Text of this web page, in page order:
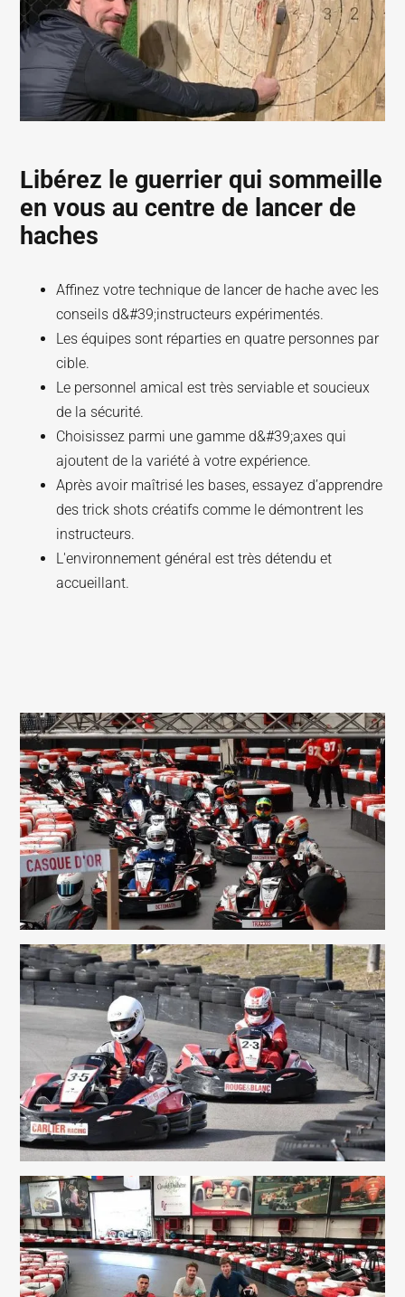
Libérez le guerrier qui sommeille
en vous au centre de lancer de
haches
Affinez votre technique de lancer de hache avec les
conseils d&#39;instructeurs expérimentés.
Les équipes sont réparties en quatre personnes par
cible.
Le personnel amical est très serviable et soucieux
de la sécurité.
Choisissez parmi une gamme d&#39;axes qui
ajoutent de la variété à votre expérience.
Après avoir maîtrisé les bases, essayez d’apprendre
des trick shots créatifs comme le démontrent les
instructeurs.
L'environnement général est très détendu et
accueillant.